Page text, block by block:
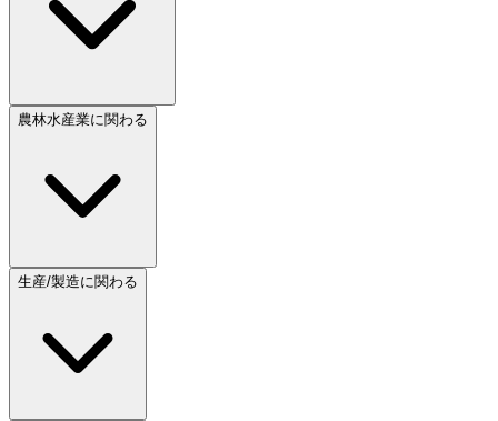
農林水産業に関わる
生産/製造に関わる